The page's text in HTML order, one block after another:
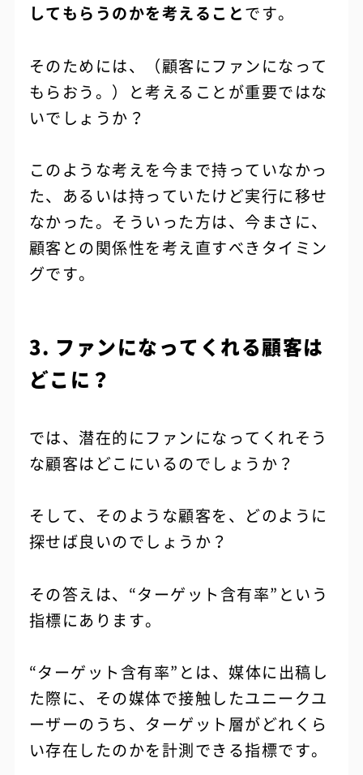
してもらうのかを考えることです。
そのためには、（顧客にファンになって
もらおう。）と考えることが重要ではな
いでしょうか？
このような考えを今まで持っていなかっ
た、あるいは持っていたけど実行に移せ
なかった。そういった方は、今まさに、
顧客との関係性を考え直すべきタイミン
グです。
3. ファンになってくれる顧客は
どこに？
では、潜在的にファンになってくれそう
な顧客はどこにいるのでしょうか？
そして、そのような顧客を、どのように
探せば良いのでしょうか？
その答えは、“ターゲット含有率”という
指標にあります。
“ターゲット含有率”とは、媒体に出稿し
た際に、その媒体で接触したユニークユ
ーザーのうち、ターゲット層がどれくら
い存在したのかを計測できる指標です。